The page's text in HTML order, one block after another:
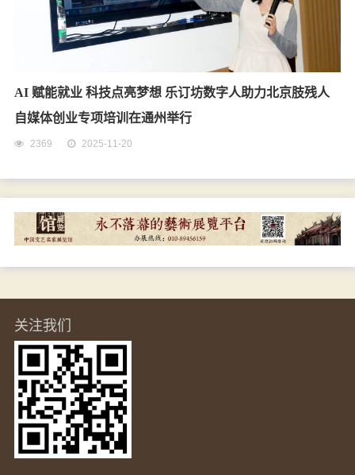
AI 赋能就业 科技点亮梦想 乐订坊数字人助力北京肢残人
自媒体创业专项培训在通州举行
2369 2025-11-20
关注我们